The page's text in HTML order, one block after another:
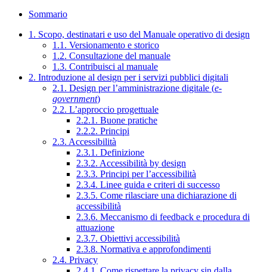
Sommario
1. Scopo, destinatari e uso del Manuale operativo di design
1.1. Versionamento e storico
1.2. Consultazione del manuale
1.3. Contribuisci al manuale
2. Introduzione al design per i servizi pubblici digitali
2.1. Design per l’amministrazione digitale (e-
government)
2.2. L’approccio progettuale
2.2.1. Buone pratiche
2.2.2. Principi
2.3. Accessibilità
2.3.1. Definizione
2.3.2. Accessibilità by design
2.3.3. Principi per l’accessibilità
2.3.4. Linee guida e criteri di successo
2.3.5. Come rilasciare una dichiarazione di
accessibilità
2.3.6. Meccanismo di feedback e procedura di
attuazione
2.3.7. Obiettivi accessibilità
2.3.8. Normativa e approfondimenti
2.4. Privacy